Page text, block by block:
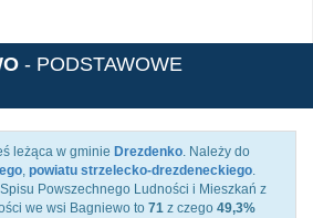
- PODSTAWOWE
leżąca w gminie Drezdenko. Należy do
, powiatu strzelecko-drezdeneckiego.
Powszechnego Ludności i Mieszkań z
we wsi Bagniewo to 71 z czego 49,3%